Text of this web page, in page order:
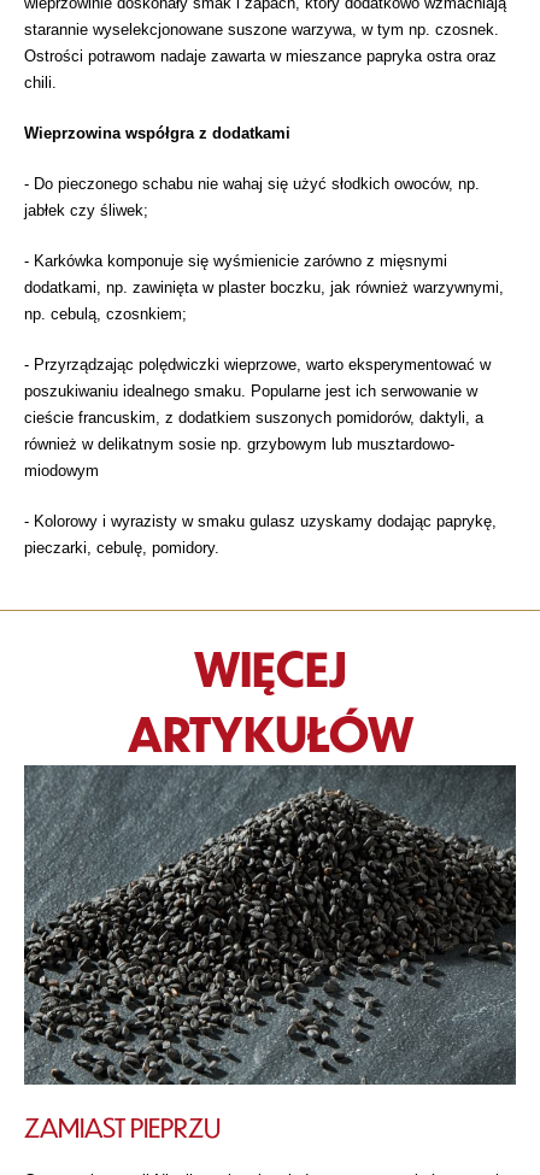
starannie wyselekcjonowane suszone warzywa, w tym np. czosnek.
Ostrości potrawom nadaje zawarta w mieszance papryka ostra oraz
chili.
Wieprzowina współgra z dodatkami
- Do pieczonego schabu nie wahaj się użyć słodkich owoców, np.
jabłek czy śliwek;
- Karkówka komponuje się wyśmienicie zarówno z mięsnymi
dodatkami, np. zawinięta w plaster boczku, jak również warzywnymi,
np. cebulą, czosnkiem;
- Przyrządzając polędwiczki wieprzowe, warto eksperymentować w
poszukiwaniu idealnego smaku. Popularne jest ich serwowanie w
cieście francuskim, z dodatkiem suszonych pomidorów, daktyli, a
również w delikatnym sosie np. grzybowym lub musztardowo-
miodowym
- Kolorowy i wyrazisty w smaku gulasz uzyskamy dodając paprykę,
pieczarki, cebulę, pomidory.
WIĘCEJ
ARTYKUŁÓW
ZAMIAST PIEPRZU